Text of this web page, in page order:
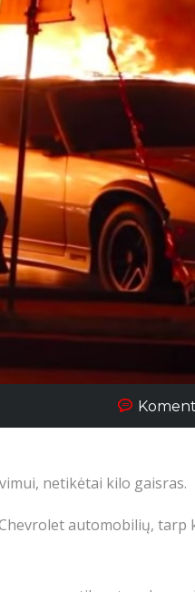
netikėtai kilo gaisras.
automobilių, tarp